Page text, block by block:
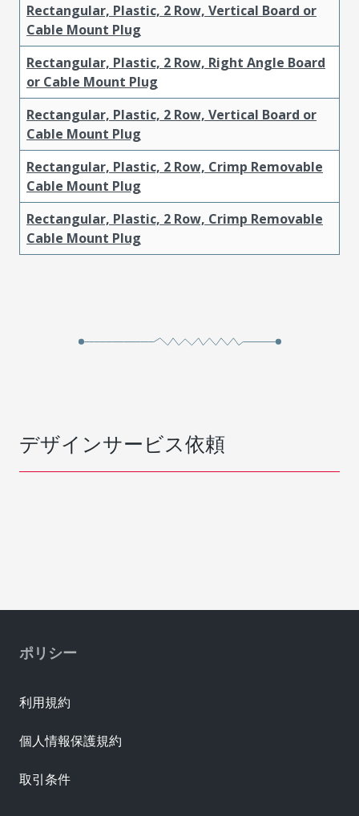
Rectangular, Plastic, 2 Row, Vertical Board or
Cable Mount Plug
Rectangular, Plastic, 2 Row, Right Angle Board
or Cable Mount Plug
Rectangular, Plastic, 2 Row, Vertical Board or
Cable Mount Plug
Rectangular, Plastic, 2 Row, Crimp Removable
Cable Mount Plug
Rectangular, Plastic, 2 Row, Crimp Removable
Cable Mount Plug
デザインサービス依頼
ポリシー
利用規約
個人情報保護規約
取引条件